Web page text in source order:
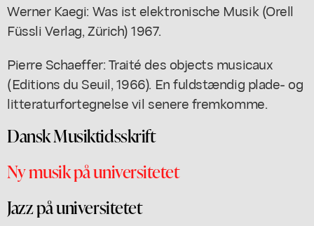
Werner Kaegi: Was ist elektronische Musik (Orell
Füssli Verlag, Zürich) 1967.
Pierre Schaeffer: Traité des objects musicaux
(Editions du Seuil, 1966). En fuldstændig plade- og
litteraturfortegnelse vil senere fremkomme.
Dansk Musiktidsskrift
Ny musik på universitetet
Jazz på universitetet